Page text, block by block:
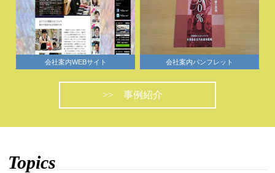
会社案内WEBサイト 会社案内パンフレット
事例紹介
Topics